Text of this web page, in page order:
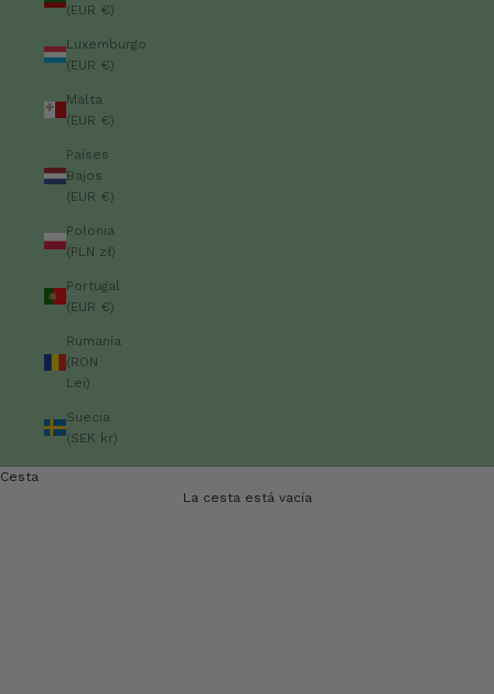
(EUR €)
Luxemburgo
(EUR €)
Malta
(EUR €)
Países
Bajos
(EUR €)
Polonia
(PLN zł)
Portugal
(EUR €)
Rumanía
(RON
Lei)
Suecia
(SEK kr)
Cesta
La cesta está vacía